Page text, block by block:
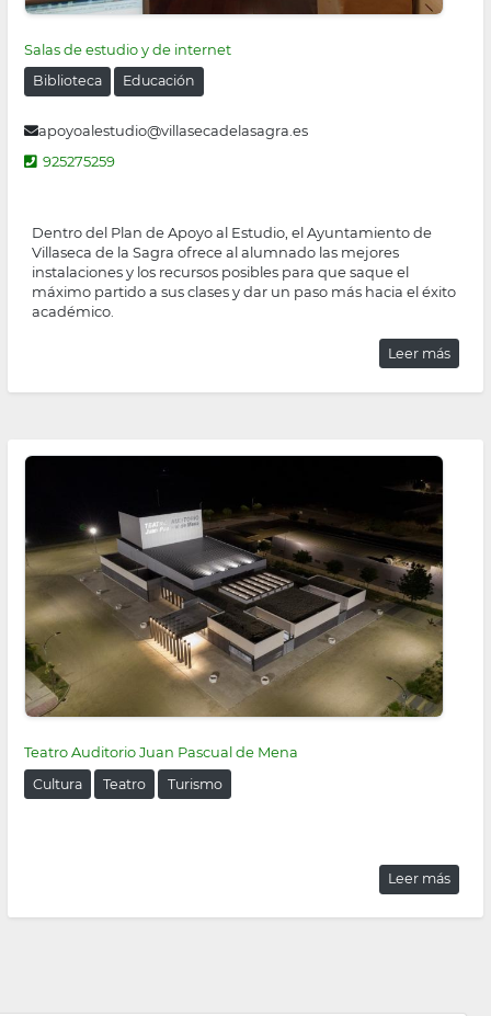
Salas de estudio y de internet
Biblioteca Educación
apoyoalestudio@villasecadelasagra.es
925275259
Dentro del Plan de Apoyo al Estudio, el Ayuntamiento de
Villaseca de la Sagra ofrece al alumnado las mejores
instalaciones y los recursos posibles para que saque el
máximo partido a sus clases y dar un paso más hacia el éxito
académico.
Leer más
Teatro Auditorio Juan Pascual de Mena
Cultura Teatro Turismo
Leer más